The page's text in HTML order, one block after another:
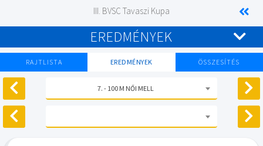
III. BVSC Tavaszi Kupa
EREDMÉNYEK
RAJTLISTA EREDMÉNYEK ÖSSZESÍTÉS
7. - 100 M NŐI MELL